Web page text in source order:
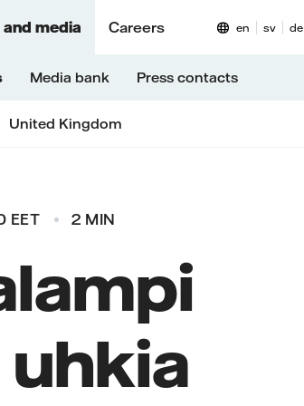
and media Careers
Media bank Press contacts
United Kingdom
en sv de
EET 2 MIN
uhkia